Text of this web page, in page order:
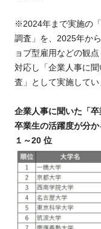
※2024年まで実施の
調査」を、2025年か
ョブ型雇用などの観
対応し「企業人事に
査」として実施してい
企業人事に聞いた「
卒業生の活躍度が分
１～20 位